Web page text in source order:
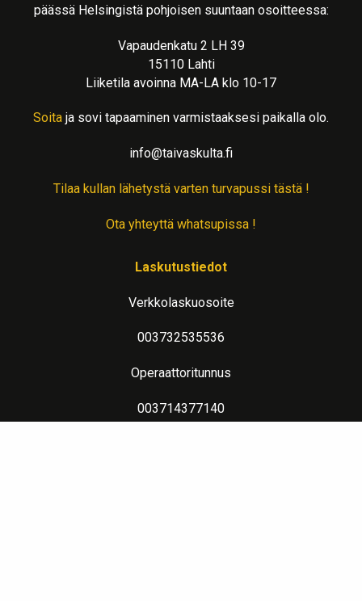
päässä Helsingistä pohjoisen suuntaan osoitteessa:
Vapaudenkatu 2 LH 39
15110 Lahti
Liiketila avoinna MA-LA klo 10-17
Soita ja sovi tapaaminen varmistaaksesi paikalla olo.
info@taivaskulta.fi
Tilaa kullan lähetystä varten turvapussi tästä !
Ota yhteyttä whatsupissa !
Laskutustiedot
Verkkolaskuosoite
003732535536
Operaattoritunnus
003714377140